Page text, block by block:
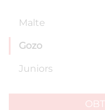
Malte
Gozo
Juniors